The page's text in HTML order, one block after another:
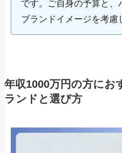
です。ご自身の予算と、
ブランドイメージを考慮
年収1000万円の方にお
ランドと選び方